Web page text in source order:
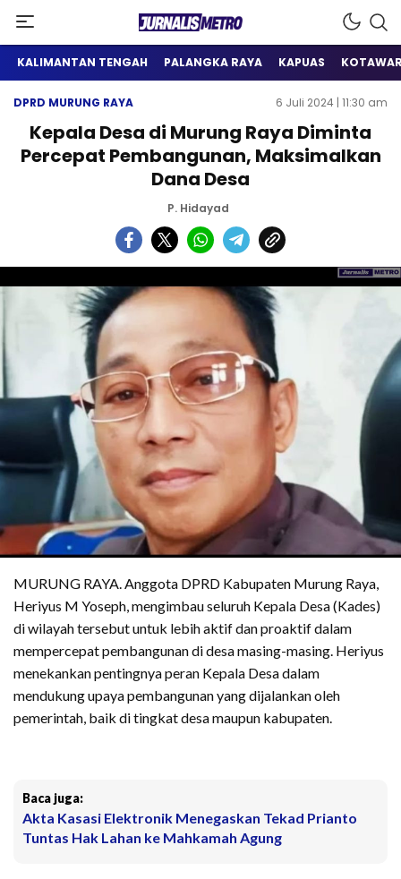
Jurnalis Metro
Satu Wadah Informasi
KALIMANTAN TENGAH PALANGKA RAYA KAPUAS
DPRD MURUNG RAYA 6 Juli 2024 | 11:30 am
Kepala Desa di Murung Raya Diminta
Percepat Pembangunan, Maksimalkan
Dana Desa
P. Hidayad
MURUNG RAYA. Anggota DPRD Kabupaten Murung Raya,
Heriyus M Yoseph, mengimbau seluruh Kepala Desa (Kades)
di wilayah tersebut untuk lebih aktif dan proaktif dalam
mempercepat pembangunan di desa masing-masing. Heriyus
menekankan pentingnya peran Kepala Desa dalam
mendukung upaya pembangunan yang dijalankan oleh
pemerintah, baik di tingkat desa maupun kabupaten.
Baca juga:
Akta Kasasi Elektronik Menegaskan Tekad Prianto
Tuntas Hak Lahan ke Mahkamah Agung